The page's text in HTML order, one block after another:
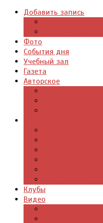
Добавить запись
Фото
События дня
Учебный зал
Газета
Авторское
Клубы
Видео